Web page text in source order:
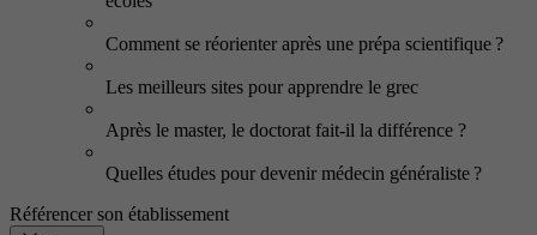
Comment se réorienter après une prépa scientifique ?
Les meilleurs sites pour apprendre le grec
Après le master, le doctorat fait-il la différence ?
Quelles études pour devenir médecin généraliste ?
Référencer son établissement